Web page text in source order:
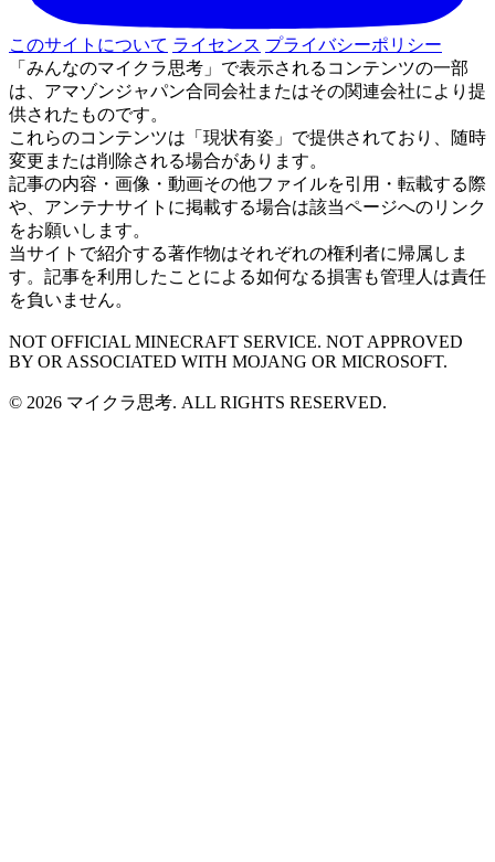
このサイトについて ライセンス プライバシーポリシー
「みんなのマイクラ思考」で表示されるコンテンツの一部
は、アマゾンジャパン合同会社またはその関連会社により提
供されたものです。
これらのコンテンツは「現状有姿」で提供されており、随時
変更または削除される場合があります。
記事の内容・画像・動画その他ファイルを引用・転載する際
や、アンテナサイトに掲載する場合は該当ページへのリンク
をお願いします。
当サイトで紹介する著作物はそれぞれの権利者に帰属しま
す。記事を利用したことによる如何なる損害も管理人は責任
を負いません。
NOT OFFICIAL MINECRAFT SERVICE. NOT APPROVED
BY OR ASSOCIATED WITH MOJANG OR MICROSOFT.
© 2026 マイクラ思考. ALL RIGHTS RESERVED.